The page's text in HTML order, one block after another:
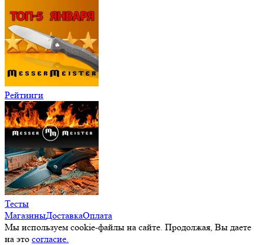
Рейтинги
Тесты
МагазиныДоставкаОплата
Мы используем cookie-файлы на сайте. Продолжая, Вы даете
на это согласие.